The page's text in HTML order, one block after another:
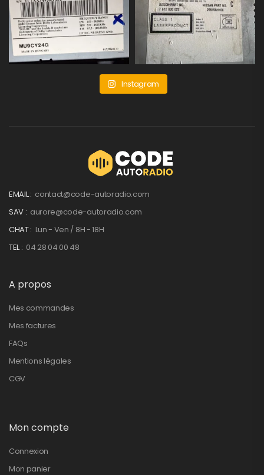
Instagram
EMAIL : contact@code-autoradio.com
SAV : aurore@code-autoradio.com
CHAT : Lun - Ven / 8H - 18H
TEL : 04 28 04 00 48
A propos
Mes commandes
Mes factures
FAQs
Mentions légales
CGV
Mon compte
Connexion
Mon panier